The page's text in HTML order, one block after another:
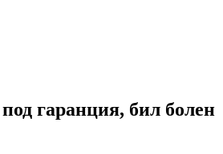
гаранция, бил болен